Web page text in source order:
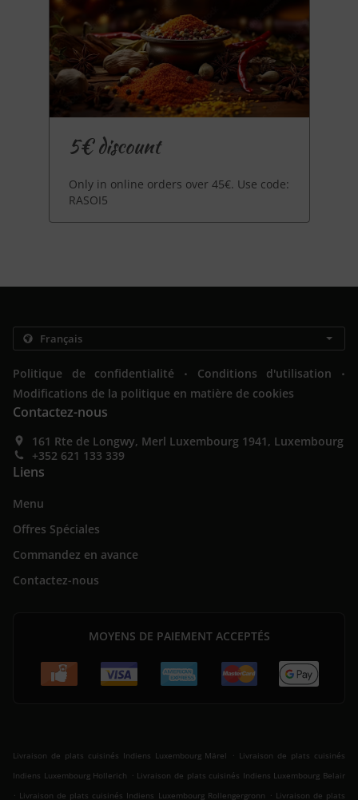
5€ discount
Only in online orders over 45€. Use code:
RASOI5
Politique de confidentialité . Conditions d'utilisation .
Modifications de la politique en matière de cookies
Contactez-nous
161 Rte de Longwy, Merl Luxembourg 1941, Luxembourg
+352 621 133 339
Liens
Menu
Offres Spéciales
Commandez en avance
Contactez-nous
MOYENS DE PAIEMENT ACCEPTÉS
Livraison de plats cuisinés Indiens Luxembourg Märel . Livraison de plats cuisinés
Indiens Luxembourg Hollerich . Livraison de plats cuisinés Indiens Luxembourg Belair
. Livraison de plats cuisinés Indiens Luxembourg Rollengergronn . Livraison de plats